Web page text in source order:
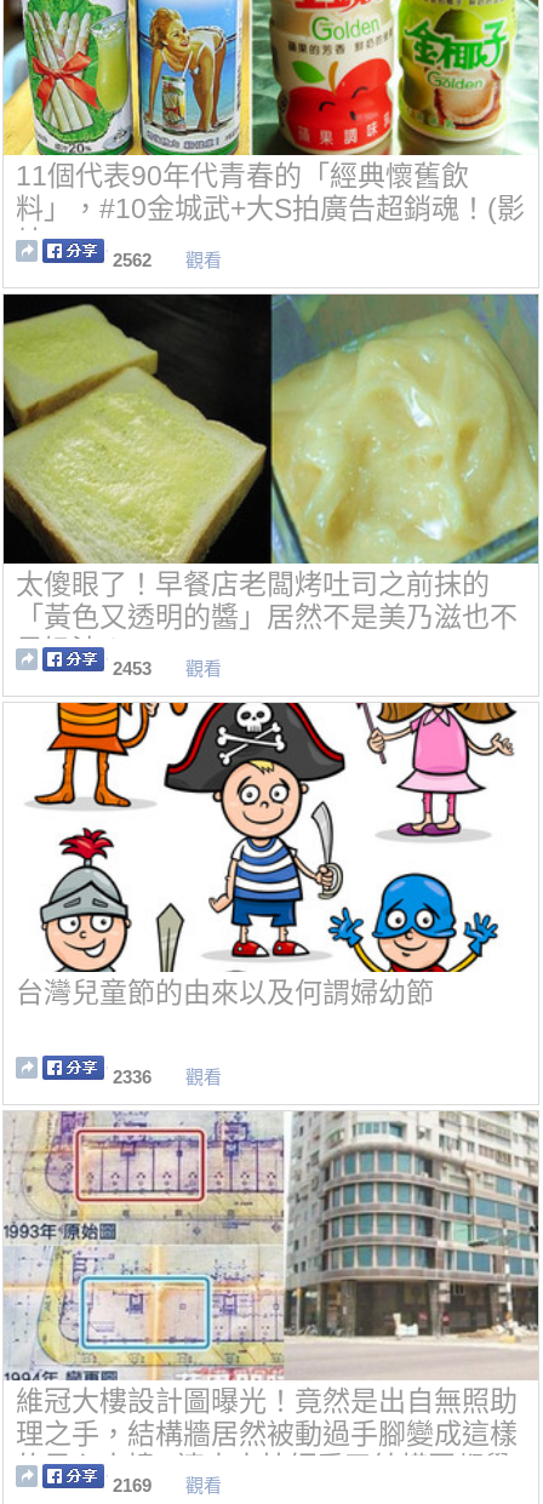
11個代表90年代青春的「經典懷舊飲
料」，#10金城武+大S拍廣告超銷魂！(影
片)
2562 觀看
太傻眼了！早餐店老闆烤吐司之前抹的
「黃色又透明的醬」居然不是美乃滋也不
是奶油！
2453 觀看
台灣兒童節的由來以及何謂婦幼節
2336 觀看
維冠大樓設計圖曝光！竟然是出自無照助
理之手，結構牆居然被動過手腳變成這樣
的黑心大樓...連土木技師看了結構圖都覺
2169 觀看